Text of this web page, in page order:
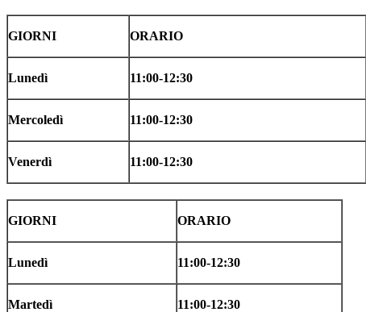
GIORNI ORARIO
Lunedì 11:00-12:30
Mercoledì 11:00-12:30
Venerdì 11:00-12:30
GIORNI ORARIO
Lunedì 11:00-12:30
Martedì 11:00-12:30